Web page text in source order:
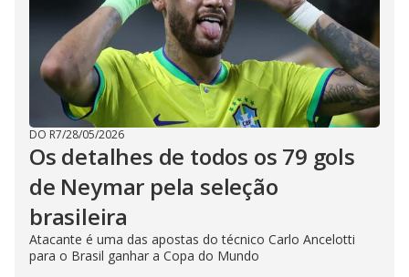
DO R7/28/05/2026
Os detalhes de todos os 79 gols
de Neymar pela seleção
brasileira
Atacante é uma das apostas do técnico Carlo Ancelotti
para o Brasil ganhar a Copa do Mundo